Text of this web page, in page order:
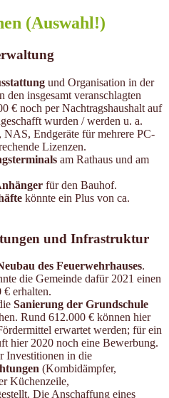
(Auswahl!)
und Organisation in der
insgesamt veranschlagten
€ noch per Nachtragshaushalt auf
wurden / werden u. a.
Endgeräte für mehrere PC-
Lizenzen.
am Rathaus und am
für den Bauhof.
könnte ein Plus von ca.
und Infrastruktur
des Feuerwehrhauses.
die Gemeinde dafür 2021 einen
€ erhalten.
Sanierung der Grundschule
Rund 612.000 € können hier
erwartet werden; für ein
hier 2020 noch eine Bewerbung.
Investitionen in die
(Kombidämpfer,
Küchenzeile,
Die Anschaffung eines